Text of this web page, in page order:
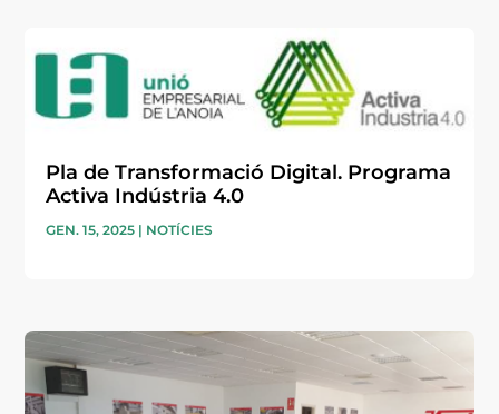
Pla de Transformació Digital. Programa
Activa Indústria 4.0
GEN. 15, 2025 | NOTÍCIES